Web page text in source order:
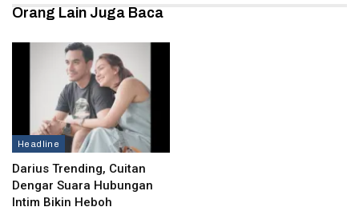
Orang Lain Juga Baca
Headline
Darius Trending, Cuitan
Dengar Suara Hubungan
Intim Bikin Heboh